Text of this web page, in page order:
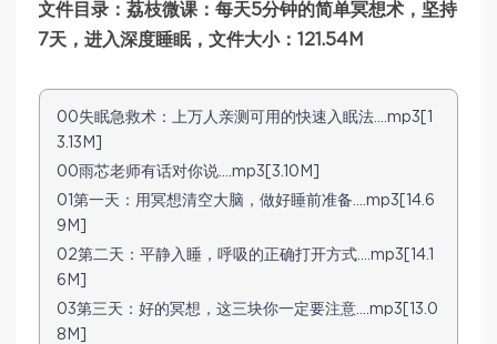
文件目录：荔枝微课：每天5分钟的简单冥想术，坚持
7天，进入深度睡眠，文件大小：121.54M
00失眠急救术：上万人亲测可用的快速入眠法….mp3[1
3.13M]
00雨芯老师有话对你说….mp3[3.10M]
01第一天：用冥想清空大脑，做好睡前准备….mp3[14.6
9M]
02第二天：平静入睡，呼吸的正确打开方式….mp3[14.1
6M]
03第三天：好的冥想，这三块你一定要注意….mp3[13.0
8M]